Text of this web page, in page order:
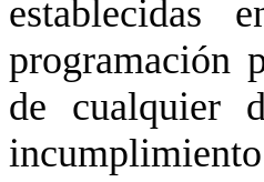
programación
de cualquier